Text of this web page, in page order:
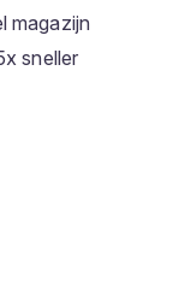
magazijn
sneller